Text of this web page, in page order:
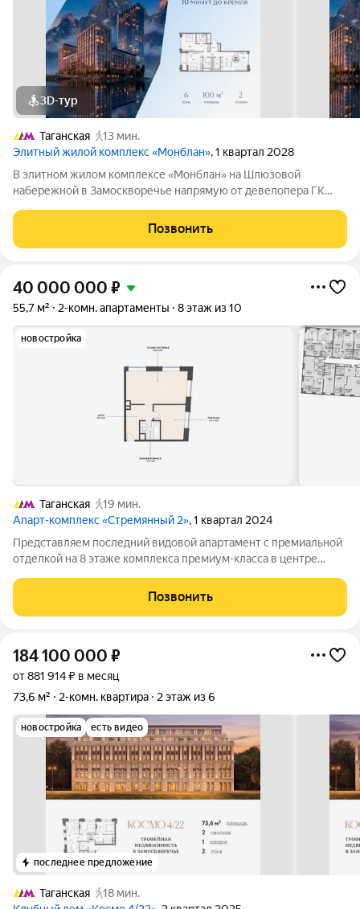
3D-тур
Таганская
13 мин.
Элитный жилой комплекс «Монблан», 1 квартал 2028
В элитном жилом комплексе «Монблан» на Шлюзовой
набережной в Замоскворечье напрямую от девелопера ГК
квартира на 6 этаже общей площадью 100.00 м. Квартира
предлагается без отделки. «Монблан»
Позвонить
40 000 000 ₽
55,7 м² 2-комн. апартаменты 8 этаж из 10
новостройка
Таганская
19 мин.
Апарт-комплекс «Стремянный 2», 1 квартал 2024
Представляем последний видовой апартамент с премиальной
отделкой на 8 этаже комплекса премиум-класса в центре
20 м и совмещённый санузел. Панорамные
шумоизоляционные окна с видом на Садовое
Позвонить
184 100 000 ₽
от 881 914 ₽ в месяц
73,6 м²
2-комн. квартира 2 этаж из 6
новостройка есть видео
последнее предложение
Таганская
18 мин.